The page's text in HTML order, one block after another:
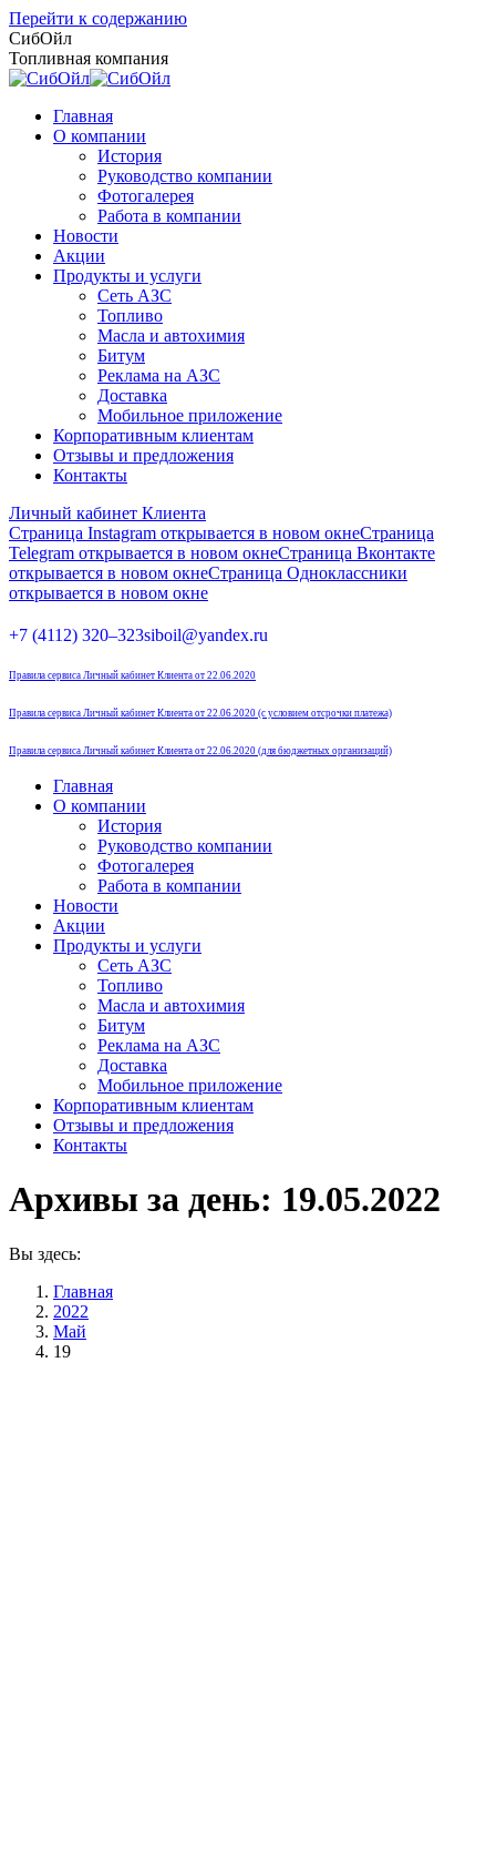
Перейти к содержанию
СибОйл
Топливная компания
Главная
О компании
История
Руководство компании
Фотогалерея
Работа в компании
Новости
Акции
Продукты и услуги
Сеть АЗС
Топливо
Масла и автохимия
Битум
Реклама на АЗС
Доставка
Мобильное приложение
Корпоративным клиентам
Отзывы и предложения
Контакты
Личный кабинет Клиента
Страница Instagram открывается в новом окнеСтраница
Telegram открывается в новом окнеСтраница Вконтакте
открывается в новом окнеСтраница Одноклассники
открывается в новом окне
+7 (4112) 320–323siboil@yandex.ru
Правила сервиса Личный кабинет Клиента от 22.06.2020
Правила сервиса Личный кабинет Клиента от 22.06.2020 (с условием отсрочки платежа)
Правила сервиса Личный кабинет Клиента от 22.06.2020 (для бюджетных организаций)
Главная
О компании
История
Руководство компании
Фотогалерея
Работа в компании
Новости
Акции
Продукты и услуги
Сеть АЗС
Топливо
Масла и автохимия
Битум
Реклама на АЗС
Доставка
Мобильное приложение
Корпоративным клиентам
Отзывы и предложения
Контакты
Архивы за день: 19.05.2022
Вы здесь:
Главная
2022
Май
19